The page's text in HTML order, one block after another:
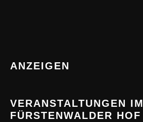
ANZEIGEN
VERANSTALTUNGEN IM
FÜRSTENWALDER HOF